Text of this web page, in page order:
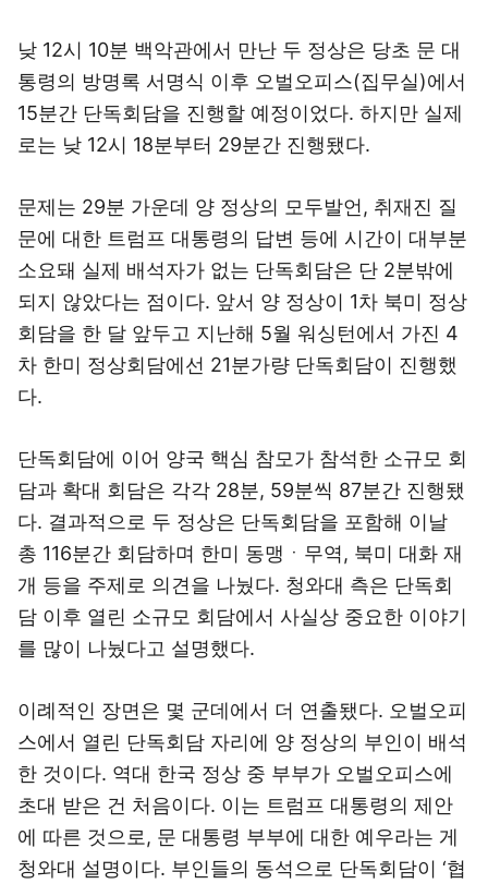
낮 12시 10분 백악관에서 만난 두 정상은 당초 문 대
통령의 방명록 서명식 이후 오벌오피스(집무실)에서
15분간 단독회담을 진행할 예정이었다. 하지만 실제
로는 낮 12시 18분부터 29분간 진행됐다.
문제는 29분 가운데 양 정상의 모두발언, 취재진 질
문에 대한 트럼프 대통령의 답변 등에 시간이 대부분
소요돼 실제 배석자가 없는 단독회담은 단 2분밖에
되지 않았다는 점이다. 앞서 양 정상이 1차 북미 정상
회담을 한 달 앞두고 지난해 5월 워싱턴에서 가진 4
차 한미 정상회담에선 21분가량 단독회담이 진행했
다.
단독회담에 이어 양국 핵심 참모가 참석한 소규모 회
담과 확대 회담은 각각 28분, 59분씩 87분간 진행됐
다. 결과적으로 두 정상은 단독회담을 포함해 이날
총 116분간 회담하며 한미 동맹ㆍ무역, 북미 대화 재
개 등을 주제로 의견을 나눴다. 청와대 측은 단독회
담 이후 열린 소규모 회담에서 사실상 중요한 이야기
를 많이 나눴다고 설명했다.
이례적인 장면은 몇 군데에서 더 연출됐다. 오벌오피
스에서 열린 단독회담 자리에 양 정상의 부인이 배석
한 것이다. 역대 한국 정상 중 부부가 오벌오피스에
초대 받은 건 처음이다. 이는 트럼프 대통령의 제안
에 따른 것으로, 문 대통령 부부에 대한 예우라는 게
청와대 설명이다. 부인들의 동석으로 단독회담이 ‘협